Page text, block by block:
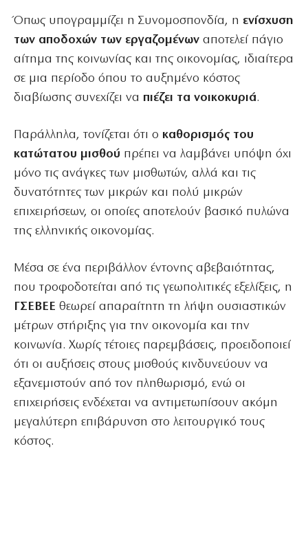
Όπως υπογραμμίζει η Συνομοσπονδία, η ενίσχυση
των αποδοχών των εργαζομένων αποτελεί πάγιο
αίτημα της κοινωνίας και της οικονομίας, ιδιαίτερα
σε μια περίοδο όπου το αυξημένο κόστος
διαβίωσης συνεχίζει να πιέζει τα νοικοκυριά.
Παράλληλα, τονίζεται ότι ο καθορισμός του
κατώτατου μισθού πρέπει να λαμβάνει υπόψη όχι
μόνο τις ανάγκες των μισθωτών, αλλά και τις
δυνατότητες των μικρών και πολύ μικρών
επιχειρήσεων, οι οποίες αποτελούν βασικό πυλώνα
της ελληνικής οικονομίας.
Μέσα σε ένα περιβάλλον έντονης αβεβαιότητας,
που τροφοδοτείται από τις γεωπολιτικές εξελίξεις, η
ΓΣΕΒΕΕ θεωρεί απαραίτητη τη λήψη ουσιαστικών
μέτρων στήριξης για την οικονομία και την
κοινωνία. Χωρίς τέτοιες παρεμβάσεις, προειδοποιεί
ότι οι αυξήσεις στους μισθούς κινδυνεύουν να
εξανεμιστούν από τον πληθωρισμό, ενώ οι
επιχειρήσεις ενδέχεται να αντιμετωπίσουν ακόμη
μεγαλύτερη επιβάρυνση στο λειτουργικό τους
κόστος.